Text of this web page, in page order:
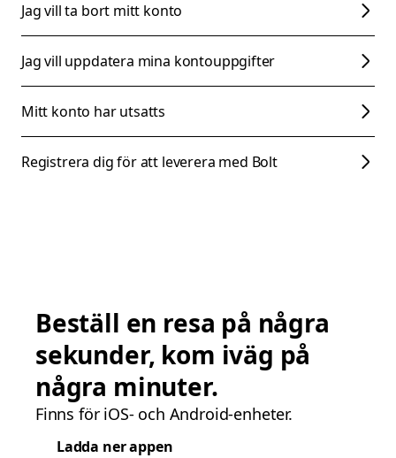
Jag vill ta bort mitt konto
Jag vill uppdatera mina kontouppgifter
Mitt konto har utsatts
Registrera dig för att leverera med Bolt
Beställ en resa på några
sekunder, kom iväg på
några minuter.
Finns för iOS- och Android-enheter.
Ladda ner appen